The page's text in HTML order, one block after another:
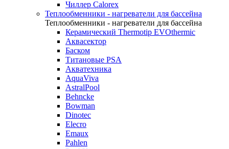
Чиллер Calorex
Теплообменники - нагреватели для бассейна
Теплообменники - нагреватели для бассейна
Керамический Thermotip EVOthermic
Аквасектор
Баском
Титановые PSA
Акватехника
AquaViva
AstralPool
Behncke
Bowman
Dinotec
Elecro
Emaux
Pahlen